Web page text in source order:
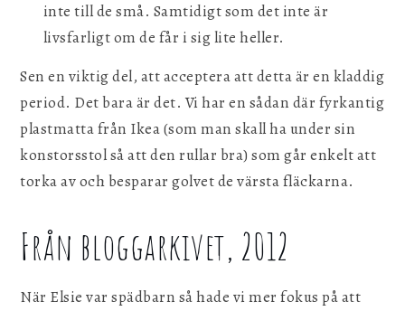
inte till de små. Samtidigt som det inte är
livsfarligt om de får i sig lite heller.
Sen en viktig del, att acceptera att detta är en kladdig
period. Det bara är det. Vi har en sådan där fyrkantig
plastmatta från Ikea (som man skall ha under sin
konstorsstol så att den rullar bra) som går enkelt att
torka av och besparar golvet de värsta fläckarna.
Från bloggarkivet, 2012
När Elsie var spädbarn så hade vi mer fokus på att